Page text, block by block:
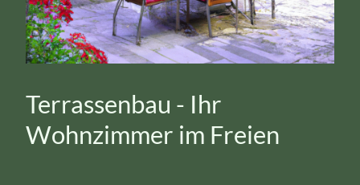
Terrassenbau - Ihr
Wohnzimmer im Freien